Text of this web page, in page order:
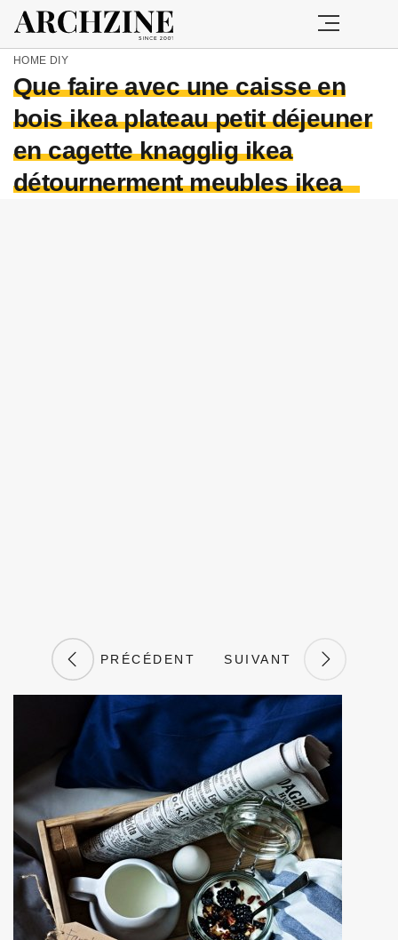
HOME DIY
Que faire avec une caisse en
bois ikea plateau petit déjeuner
en cagette knagglig ikea
détournerment meubles ikea
PRÉCÉDENT SUIVANT